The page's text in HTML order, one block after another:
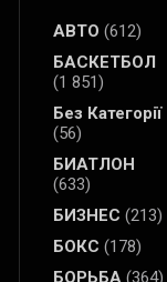
АВТО (612)
БАСКЕТБОЛ
(1 851)
Без Категорії
(56)
БИАТЛОН
(633)
БИЗНЕС (213)
БОКС (178)
БОРЬБА (364)